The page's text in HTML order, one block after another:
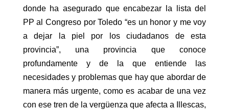
donde ha asegurado que encabezar la lista del
PP al Congreso por Toledo “es un honor y me voy
a dejar la piel por los ciudadanos de esta
provincia”, una provincia que conoce
profundamente y de la que entiende las
necesidades y problemas que hay que abordar de
manera más urgente, como es acabar de una vez
con ese tren de la vergüenza que afecta a Illescas,